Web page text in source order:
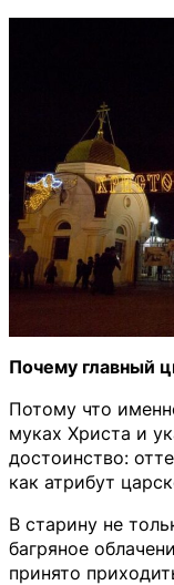
Почему главный
Потому что
муках Христа и
достоинство:
как атрибут
В старину не
багряное
принято